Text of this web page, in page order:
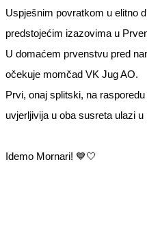
Uspješnim povratkom u elitno
predstojećim izazovima u
U domaćem prvenstvu pred
očekuje momčad VK Jug AO.
Prvi, onaj splitski, na
uvjerljivija u oba susreta ulazi
Idemo Mornari! 💙🤍